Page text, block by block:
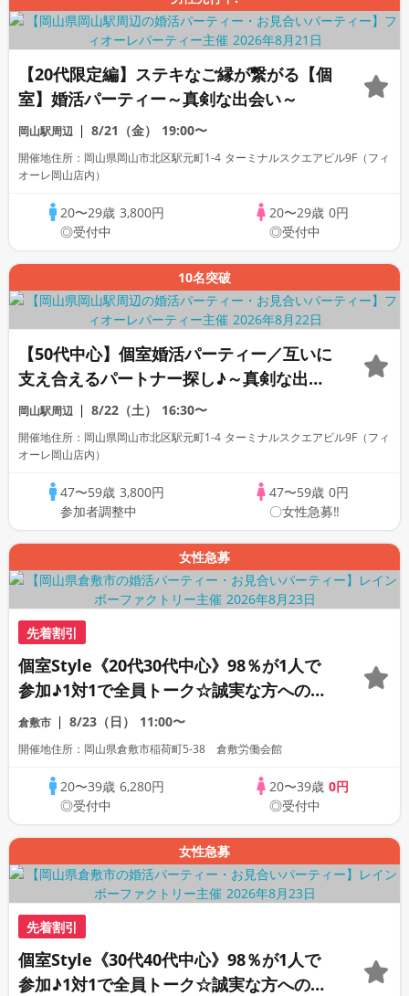
【20代限定編】ステキなご縁が繋がる【個
室】婚活パーティー～真剣な出会い～
岡山駅周辺 8/21（金） 19:00〜
開催地住所：岡山県岡山市北区駅元町1-4 ターミナルスクエアビル9F（フィ
オーレ岡山店内）
20〜29歳 3,800円
◎受付中
20〜29歳 0円
◎受付中
10名突破
【50代中心】個室婚活パーティー／互いに
支え合えるパートナー探し♪～真剣な出会
い～
岡山駅周辺 8/22（土） 16:30〜
開催地住所：岡山県岡山市北区駅元町1-4 ターミナルスクエアビル9F（フィ
オーレ岡山店内）
47〜59歳 3,800円
参加者調整中
47〜59歳 0円
〇女性急募‼
女性急募
先着割引
個室Style《20代30代中心》98％が1人で
参加♪1対1で全員トーク☆誠実な方への婚
活パーティー
倉敷市 8/23（日） 11:00〜
開催地住所：岡山県倉敷市稲荷町5‐38 倉敷労働会館
20〜39歳 6,280円
◎受付中
20〜39歳 0円
◎受付中
女性急募
先着割引
個室Style《30代40代中心》98％が1人で
参加♪1対1で全員トーク☆誠実な方への婚